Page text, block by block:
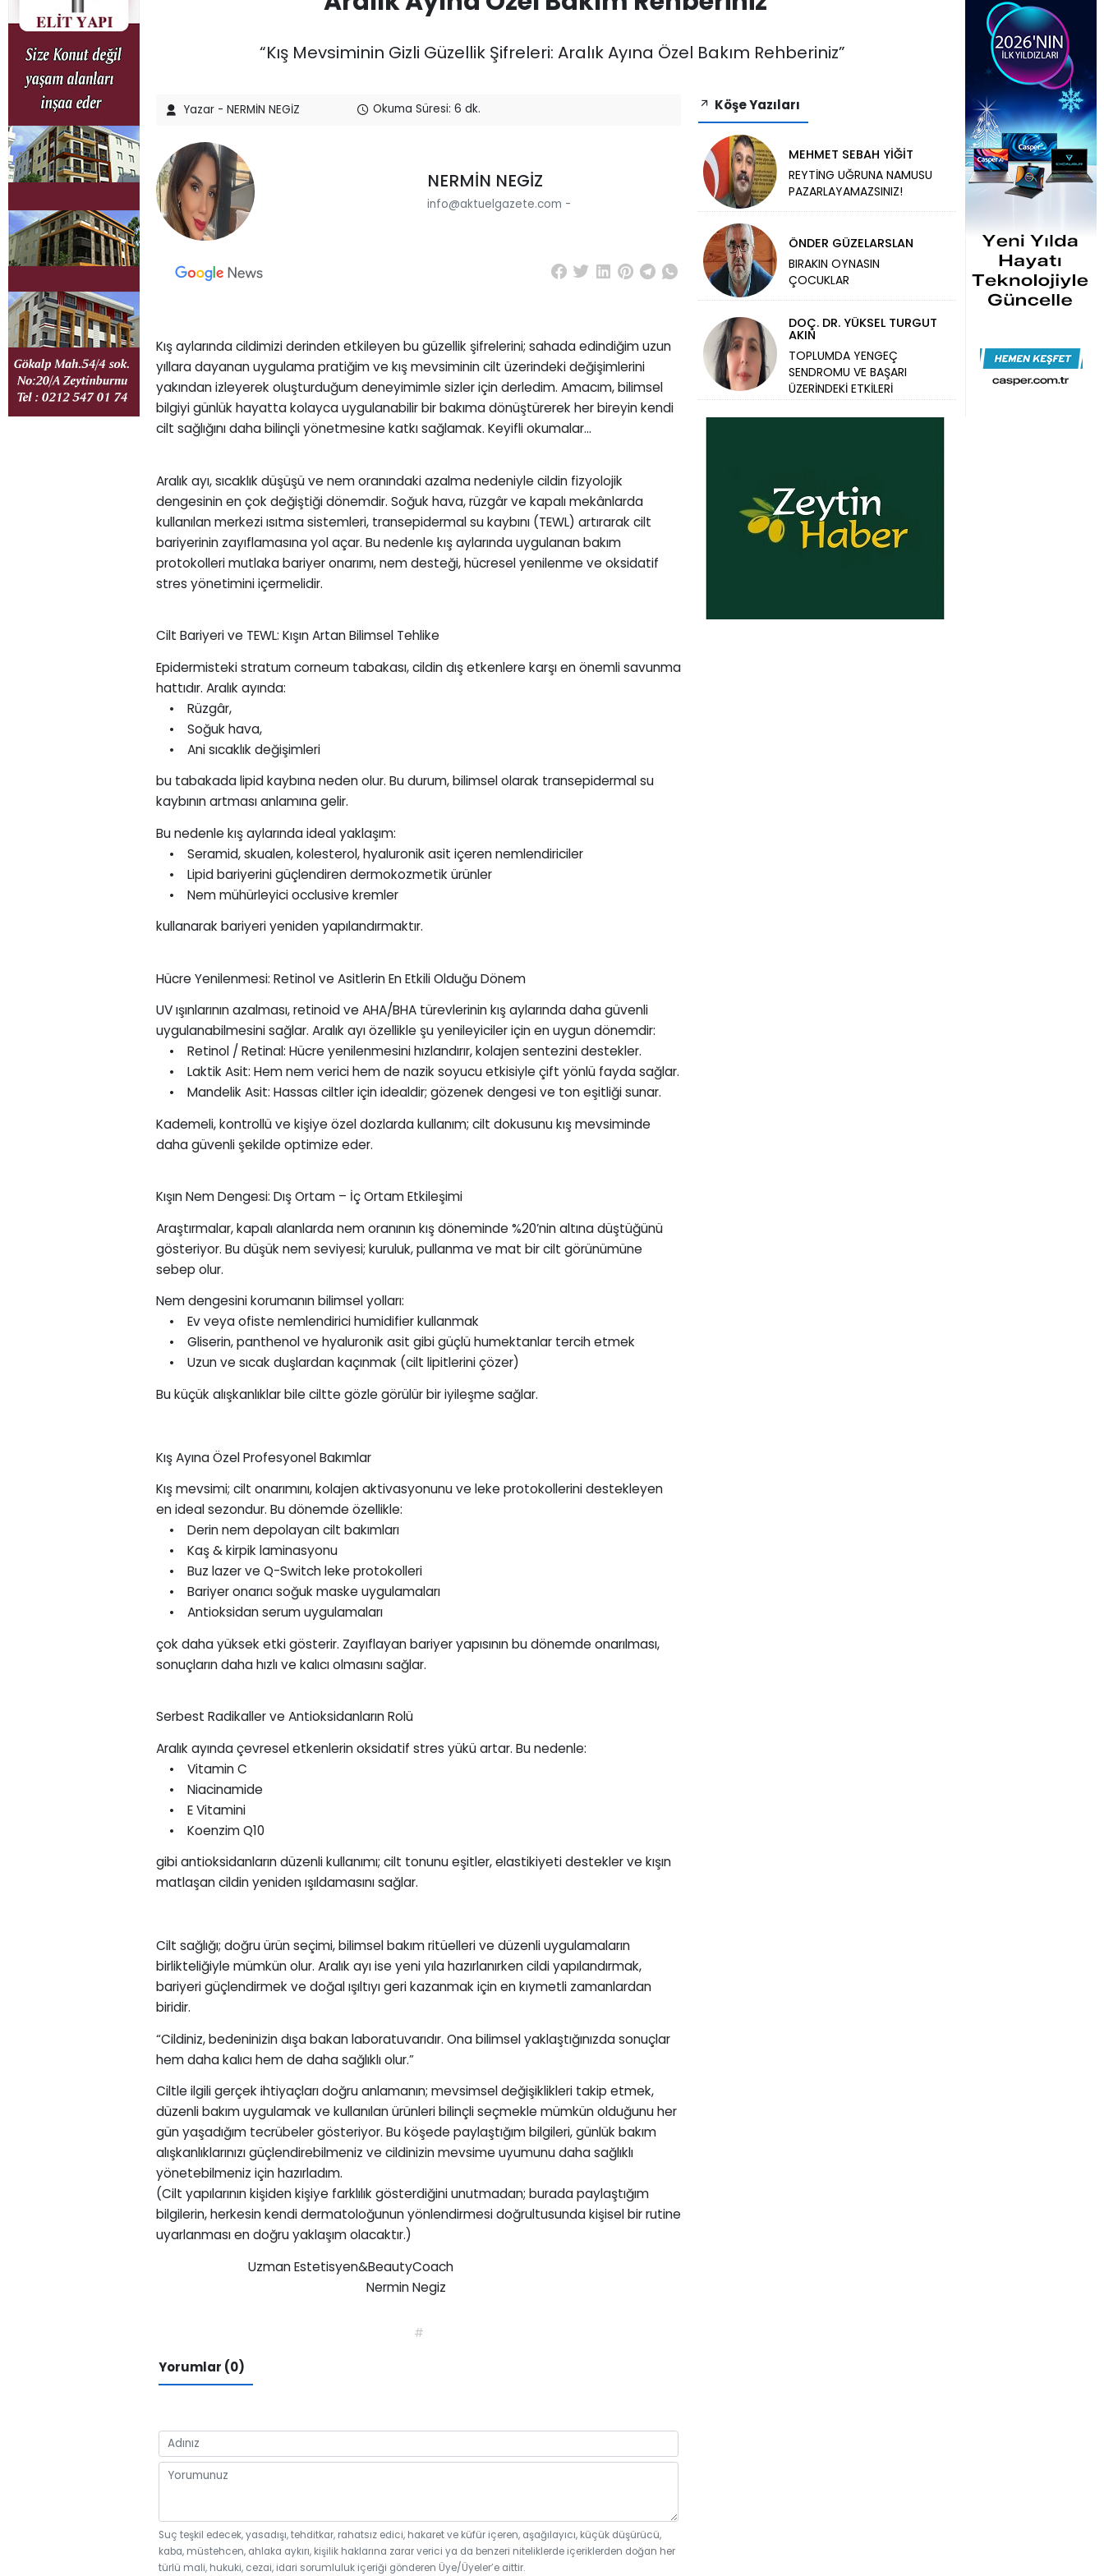
“Kış Mevsiminin Gizli Güzellik Şifreleri: Aralık Ayına Özel Bakım Rehberiniz”
Yazar - NERMİN NEGİZ Okuma Süresi: 6 dk.
NERMİN NEGİZ
info@aktuelgazete.com -
Kış aylarında cildimizi derinden etkileyen bu güzellik şifrelerini; sahada edindiğim uzun
yıllara dayanan uygulama pratiğim ve kış mevsiminin cilt üzerindeki değişimlerini
yakından izleyerek oluşturduğum deneyimimle sizler için derledim. Amacım, bilimsel
bilgiyi günlük hayatta kolayca uygulanabilir bir bakıma dönüştürerek her bireyin kendi
cilt sağlığını daha bilinçli yönetmesine katkı sağlamak. Keyifli okumalar…
Aralık ayı, sıcaklık düşüşü ve nem oranındaki azalma nedeniyle cildin fizyolojik
dengesinin en çok değiştiği dönemdir. Soğuk hava, rüzgâr ve kapalı mekânlarda
kullanılan merkezi ısıtma sistemleri, transepidermal su kaybını (TEWL) artırarak cilt
bariyerinin zayıflamasına yol açar. Bu nedenle kış aylarında uygulanan bakım
protokolleri mutlaka bariyer onarımı, nem desteği, hücresel yenilenme ve oksidatif
stres yönetimini içermelidir.
Cilt Bariyeri ve TEWL: Kışın Artan Bilimsel Tehlike
Epidermisteki stratum corneum tabakası, cildin dış etkenlere karşı en önemli savunma
hattıdır. Aralık ayında:
• Rüzgâr,
• Soğuk hava,
• Ani sıcaklık değişimleri
bu tabakada lipid kaybına neden olur. Bu durum, bilimsel olarak transepidermal su
kaybının artması anlamına gelir.
Bu nedenle kış aylarında ideal yaklaşım:
• Seramid, skualen, kolesterol, hyaluronik asit içeren nemlendiriciler
• Lipid bariyerini güçlendiren dermokozmetik ürünler
• Nem mühürleyici occlusive kremler
kullanarak bariyeri yeniden yapılandırmaktır.
Hücre Yenilenmesi: Retinol ve Asitlerin En Etkili Olduğu Dönem
UV ışınlarının azalması, retinoid ve AHA/BHA türevlerinin kış aylarında daha güvenli
uygulanabilmesini sağlar. Aralık ayı özellikle şu yenileyiciler için en uygun dönemdir:
• Retinol / Retinal: Hücre yenilenmesini hızlandırır, kolajen sentezini destekler.
• Laktik Asit: Hem nem verici hem de nazik soyucu etkisiyle çift yönlü fayda sağlar.
• Mandelik Asit: Hassas ciltler için idealdir; gözenek dengesi ve ton eşitliği sunar.
Kademeli, kontrollü ve kişiye özel dozlarda kullanım; cilt dokusunu kış mevsiminde
daha güvenli şekilde optimize eder.
Kışın Nem Dengesi: Dış Ortam – İç Ortam Etkileşimi
Araştırmalar, kapalı alanlarda nem oranının kış döneminde %20’nin altına düştüğünü
gösteriyor. Bu düşük nem seviyesi; kuruluk, pullanma ve mat bir cilt görünümüne
sebep olur.
Nem dengesini korumanın bilimsel yolları:
• Ev veya ofiste nemlendirici humidifier kullanmak
• Gliserin, panthenol ve hyaluronik asit gibi güçlü humektanlar tercih etmek
• Uzun ve sıcak duşlardan kaçınmak (cilt lipitlerini çözer)
Bu küçük alışkanlıklar bile ciltte gözle görülür bir iyileşme sağlar.
Kış Ayına Özel Profesyonel Bakımlar
Kış mevsimi; cilt onarımını, kolajen aktivasyonunu ve leke protokollerini destekleyen
en ideal sezondur. Bu dönemde özellikle:
• Derin nem depolayan cilt bakımları
• Kaş & kirpik laminasyonu
• Buz lazer ve Q-Switch leke protokolleri
• Bariyer onarıcı soğuk maske uygulamaları
• Antioksidan serum uygulamaları
çok daha yüksek etki gösterir. Zayıflayan bariyer yapısının bu dönemde onarılması,
sonuçların daha hızlı ve kalıcı olmasını sağlar.
Serbest Radikaller ve Antioksidanların Rolü
Aralık ayında çevresel etkenlerin oksidatif stres yükü artar. Bu nedenle:
• Vitamin C
• Niacinamide
• E Vitamini
• Koenzim Q10
gibi antioksidanların düzenli kullanımı; cilt tonunu eşitler, elastikiyeti destekler ve kışın
matlaşan cildin yeniden ışıldamasını sağlar.
Cilt sağlığı; doğru ürün seçimi, bilimsel bakım ritüelleri ve düzenli uygulamaların
birlikteliğiyle mümkün olur. Aralık ayı ise yeni yıla hazırlanırken cildi yapılandırmak,
bariyeri güçlendirmek ve doğal ışıltıyı geri kazanmak için en kıymetli zamanlardan
biridir.
“Cildiniz, bedeninizin dışa bakan laboratuvarıdır. Ona bilimsel yaklaştığınızda sonuçlar
hem daha kalıcı hem de daha sağlıklı olur.”
Ciltle ilgili gerçek ihtiyaçları doğru anlamanın; mevsimsel değişiklikleri takip etmek,
düzenli bakım uygulamak ve kullanılan ürünleri bilinçli seçmekle mümkün olduğunu her
gün yaşadığım tecrübeler gösteriyor. Bu köşede paylaştığım bilgileri, günlük bakım
alışkanlıklarınızı güçlendirebilmeniz ve cildinizin mevsime uyumunu daha sağlıklı
yönetebilmeniz için hazırladım.
(Cilt yapılarının kişiden kişiye farklılık gösterdiğini unutmadan; burada paylaştığım
bilgilerin, herkesin kendi dermatoloğunun yönlendirmesi doğrultusunda kişisel bir rutine
uyarlanması en doğru yaklaşım olacaktır.)
Uzman Estetisyen&BeautyCoach
Nermin Negiz
#
Yorumlar (0)
Suç teşkil edecek, yasadışı, tehditkar, rahatsız edici, hakaret ve küfür içeren, aşağılayıcı, küçük düşürücü,
kaba, müstehcen, ahlaka aykırı, kişilik haklarına zarar verici ya da benzeri niteliklerde içeriklerden doğan her
türlü mali, hukuki, cezai, idari sorumluluk içeriği gönderen Üye/Üyeler’e aittir.
Köşe Yazıları
MEHMET SEBAH YİĞİT
REYTİNG UĞRUNA NAMUSU
PAZARLAYAMAZSINIZ!
ÖNDER GÜZELARSLAN
BIRAKIN OYNASIN
ÇOCUKLAR
DOÇ. DR. YÜKSEL TURGUT
AKIN
TOPLUMDA YENGEÇ
SENDROMU VE BAŞARI
ÜZERİNDEKİ ETKİLERİ